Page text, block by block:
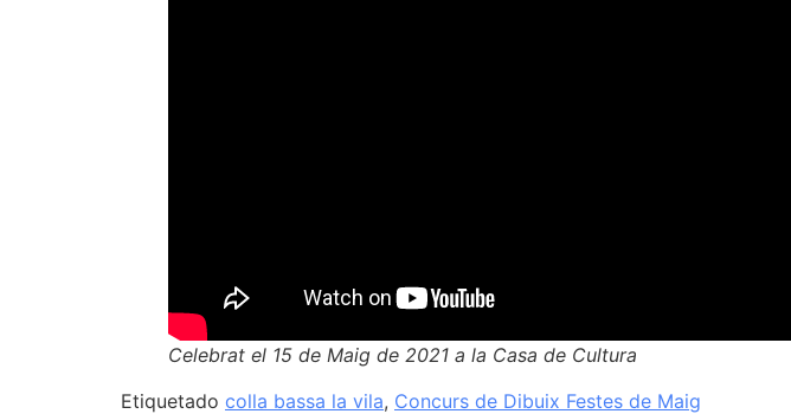
Celebrat el 15 de Maig de 2021 a la Casa de Cultura
Etiquetado colla bassa la vila, Concurs de Dibuix Festes de Maig